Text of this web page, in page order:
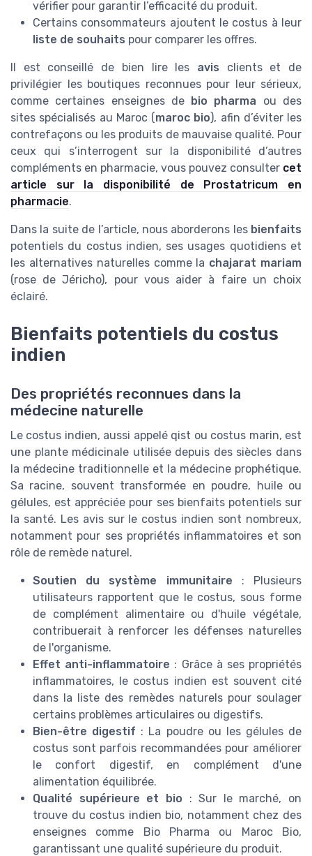
vérifier pour garantir l’efficacité du produit.
Certains consommateurs ajoutent le costus à leur
liste de souhaits pour comparer les offres.
Il est conseillé de bien lire les avis clients et de
privilégier les boutiques reconnues pour leur sérieux,
comme certaines enseignes de bio pharma ou des
sites spécialisés au Maroc (maroc bio), afin d’éviter les
contrefaçons ou les produits de mauvaise qualité. Pour
ceux qui s’interrogent sur la disponibilité d’autres
compléments en pharmacie, vous pouvez consulter cet
article sur la disponibilité de Prostatricum en
pharmacie.
Dans la suite de l’article, nous aborderons les bienfaits
potentiels du costus indien, ses usages quotidiens et
les alternatives naturelles comme la chajarat mariam
(rose de Jéricho), pour vous aider à faire un choix
éclairé.
Bienfaits potentiels du costus
indien
Des propriétés reconnues dans la
médecine naturelle
Le costus indien, aussi appelé qist ou costus marin, est
une plante médicinale utilisée depuis des siècles dans
la médecine traditionnelle et la médecine prophétique.
Sa racine, souvent transformée en poudre, huile ou
gélules, est appréciée pour ses bienfaits potentiels sur
la santé. Les avis sur le costus indien sont nombreux,
notamment pour ses propriétés inflammatoires et son
rôle de remède naturel.
Soutien du système immunitaire : Plusieurs
utilisateurs rapportent que le costus, sous forme
de complément alimentaire ou d'huile végétale,
contribuerait à renforcer les défenses naturelles
de l'organisme.
Effet anti-inflammatoire : Grâce à ses propriétés
inflammatoires, le costus indien est souvent cité
dans la liste des remèdes naturels pour soulager
certains problèmes articulaires ou digestifs.
Bien-être digestif : La poudre ou les gélules de
costus sont parfois recommandées pour améliorer
le confort digestif, en complément d'une
alimentation équilibrée.
Qualité supérieure et bio : Sur le marché, on
trouve du costus indien bio, notamment chez des
enseignes comme Bio Pharma ou Maroc Bio,
garantissant une qualité supérieure du produit.